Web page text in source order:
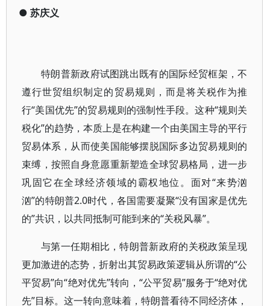
● 苏庆义
特朗普新政府试图跳出既有的国际经贸框架，不
遵行世贸组织制定的贸易规则，而是将关税作为推
行“美国优先”的贸易规则的强制性手段。这种“规则关
税化”的趋势，本质上是在构建一个由美国主导的平行
贸易体系，从而使美国能够摆脱国际多边贸易规则的
束缚，按照自身意愿重新塑造全球贸易格局，进一步
巩固它在全球经济领域的霸权地位。面对“来势汹
汹”的特朗普2.0时代，各国需要凝聚“没有国家是优先
的”共识，以共同抵制可能到来的“关税风暴”。
与第一任期相比，特朗普新政府的关税政策呈现
更加激进的态势，折射出其贸易政策逻辑从所谓的“公
平贸易”向“绝对优先”转向，“公平贸易”服务于“绝对优
先”目标。这一转向意味着，特朗普看待不同经济体，